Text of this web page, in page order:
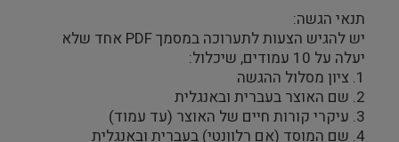
תנאי הגשה:
יש להגיש הצעות לתערוכה במסמך PDF אחד שלא
יעלה על 10 עמודים, שיכלול:
1. ציון מסלול ההגשה
2. שם האוצר בעברית ובאנגלית
3. עיקרי קורות חיים של האוצר (עד עמוד)
4. שם המוסד (אם רלוונטי) בעברית ובאנגלית